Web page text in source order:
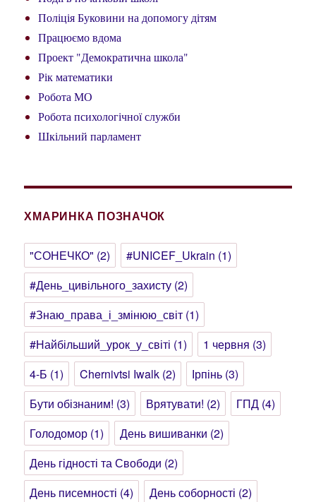
Поліція Буковини на допомогу дітям
Працюємо вдома
Проект "Демократична школа"
Рік математики
Робота МО
Робота психологічної служби
Шкільний парламент
ХМАРИНКА ПОЗНАЧОК
"СОНЕЧКО" (2) #UNICEF_Ukrain (1)
#День_цивільного_захисту (2)
#Знаю_права_і_змінюю_світ (1)
#Найбільший_урок_у_світі (1) 1 червня (3)
4-Б (1) Chernivtsi Iwalk (2) Ірпінь (3)
Бути обізнаним! (3) Врятувати! (2) ГПД (4)
Голодомор (1) День вишиванки (2)
День гідності та Свободи (2)
День писемності (4) День соборності (2)